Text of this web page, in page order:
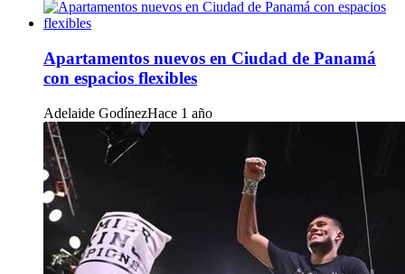
Apartamentos nuevos en Ciudad de Panamá
con espacios flexibles
Adelaide GodínezHace 1 año